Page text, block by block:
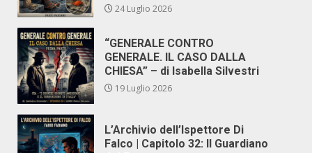
24 Luglio 2026
“GENERALE CONTRO
GENERALE. IL CASO DALLA
CHIESA” – di Isabella Silvestri
19 Luglio 2026
L’Archivio dell’Ispettore Di
Falco | Capitolo 32: Il Guardiano